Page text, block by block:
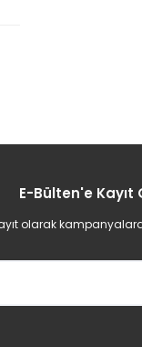
E-Bülten'e Kayıt
olarak